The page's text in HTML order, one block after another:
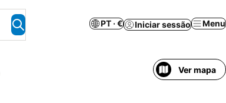
PT · € Iniciar sessão Menu
Ver mapa